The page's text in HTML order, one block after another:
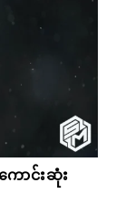
ာင်းဆုံး